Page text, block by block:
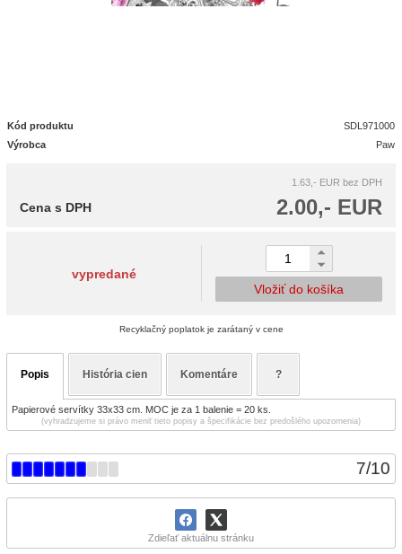
7/10
Zdieľať aktuálnu stránku
Kód produktu
SDL971000
Výrobca
Paw
1.63,- EUR bez DPH
2.00,- EUR
Cena s DPH
vypredané
Vložiť do košíka
Recyklačný poplatok je zarátaný v cene
Popis História cien Komentáre ?
Papierové servítky 33x33 cm. MOC je za 1 balenie = 20 ks.
(vyhradzujeme si právo meniť tieto popisy a špecifikácie bez predošlého upozornenia)